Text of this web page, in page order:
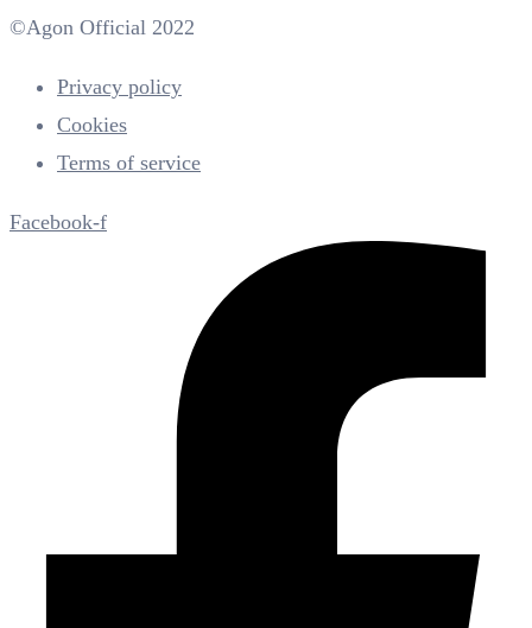
©Agon Official 2022
Privacy policy
Cookies
Terms of service
Facebook-f